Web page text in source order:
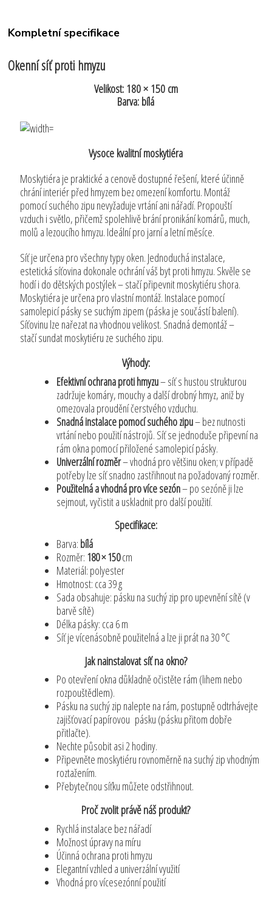
Kompletní specifikace
Okenní síť proti hmyzu
Velikost: 180 × 150 cm
Barva: bílá
Vysoce kvalitní moskytiéra
Moskytiéra je praktické a cenově dostupné řešení, které účinně
chrání interiér před hmyzem bez omezení komfortu. Montáž
pomocí suchého zipu nevyžaduje vrtání ani nářadí. Propouští
vzduch i světlo, přičemž spolehlivě brání pronikání komárů, much,
molů a lezoucího hmyzu. Ideální pro jarní a letní měsíce.
Síť je určena pro všechny typy oken. Jednoduchá instalace,
estetická síťovina dokonale ochrání váš byt proti hmyzu. Skvěle se
hodí i do dětských postýlek – stačí připevnit moskytiéru shora.
Moskytiéra je určena pro vlastní montáž. Instalace pomocí
samolepicí pásky se suchým zipem (páska je součástí balení).
Síťovinu lze nařezat na vhodnou velikost. Snadná demontáž –
stačí sundat moskytiéru ze suchého zipu.
Výhody:
Efektivní ochrana proti hmyzu– síť s hustou strukturou
zadržuje komáry, mouchy a další drobný hmyz, aniž by
omezovala proudění čerstvého vzduchu.
Snadná instalace pomocí suchého zipu– bez nutnosti
vrtání nebo použití nástrojů. Síť se jednoduše připevní na
rám okna pomocí přiložené samolepicí pásky.
Univerzální rozměr– vhodná pro většinu oken; v případě
potřeby lze síť snadno zastřihnout na požadovaný rozměr.
Použitelná a vhodná pro více sezón– po sezóně ji lze
sejmout, vyčistit a uskladnit pro další použití.
Specifikace:
Barva: bílá
Rozměr: 180 × 150cm
Materiál: polyester
Hmotnost: cca 39 g
Sada obsahuje: pásku na suchý zip pro upevnění sítě (v
barvě sítě)
Délka pásky: cca 6 m
Síť je vícenásobně použitelná a lze ji prát na 30 °C
Jak nainstalovat síť na okno?
Po otevření okna důkladně očistěte rám (lihem nebo
rozpouštědlem).
Pásku na suchý zip nalepte na rám, postupně odtrhávejte
zajišťovací papírovou pásku (pásku přitom dobře
přitlačte).
Nechte působit asi 2 hodiny.
Připevněte moskytiéru rovnoměrně na suchý zip vhodným
roztažením.
Přebytečnou síťku můžete odstřihnout.
Proč zvolit právě náš produkt?
Rychlá instalace bez nářadí
Možnost úpravy na míru
Účinná ochrana proti hmyzu
Elegantní vzhled a univerzální využití
Vhodná pro vícesezónní použití